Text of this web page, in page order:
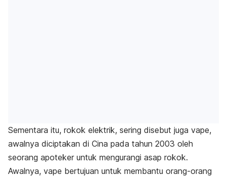
Sementara itu, rokok elektrik, sering disebut juga vape,
awalnya diciptakan di Cina pada tahun 2003 oleh
seorang apoteker untuk mengurangi asap rokok.
Awalnya, vape bertujuan untuk membantu orang-orang